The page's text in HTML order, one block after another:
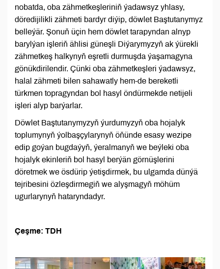
nobatda, oba zähmetkeşleriniň ýadawsyz yhlasy,
döredijilikli zähmeti bardyr diýip, döwlet Baştutanymyz
belleýär. Şonuň üçin hem döwlet tarapyndan alnyp
barylýan işleriň ählisi güneşli Diýarymyzyň ak ýürekli
zähmetkeş halkynyň eşretli durmuşda ýaşamagyna
gönükdirilendir. Çünki oba zähmetkeşleri ýadawsyz,
halal zähmeti bilen sahawatly hem-de bereketli
türkmen topragyndan bol hasyl öndürmekde netijeli
işleri alyp barýarlar.
Döwlet Baştutanymyzyň ýurdumyzyň oba hojalyk
toplumynyň ýolbaşçylarynyň öňünde esasy wezipe
edip goýan bugdaýyň, ýeralmanyň we beýleki oba
hojalyk ekinleriň bol hasyl berýän görnüşlerini
döretmek we ösdürip ýetişdirmek, bu ulgamda dünýä
tejribesini özleşdirmegiň we alyşmagyň möhüm
ugurlarynyň hataryndadyr.
Çeşme: TDH